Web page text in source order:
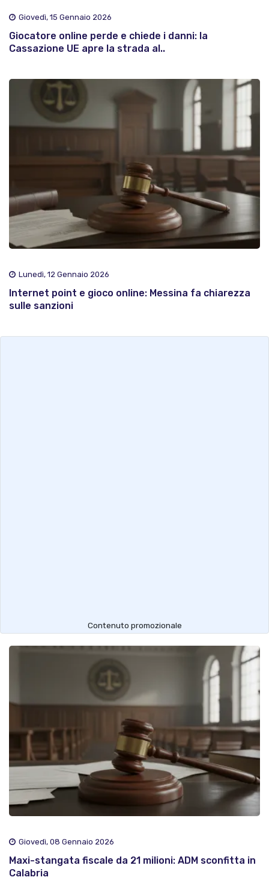
Giovedì, 15 Gennaio 2026
Giocatore online perde e chiede i danni: la
Cassazione UE apre la strada al..
Lunedì, 12 Gennaio 2026
Internet point e gioco online: Messina fa chiarezza
sulle sanzioni
Contenuto promozionale
Giovedì, 08 Gennaio 2026
Maxi-stangata fiscale da 21 milioni: ADM sconfitta in
Calabria